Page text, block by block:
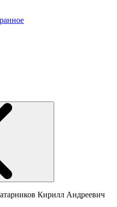
Кирилл Андреевич